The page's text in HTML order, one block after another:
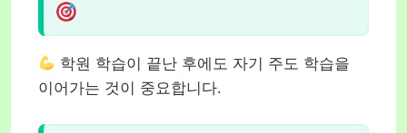
학원 학습이 끝난 후에도 자기 주도 학습을
이어가는 것이 중요합니다.